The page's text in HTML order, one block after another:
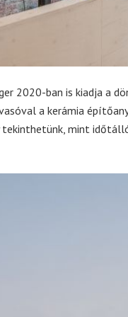
2020-ban is kiadja a
a kerámia
tekinthetünk, mint